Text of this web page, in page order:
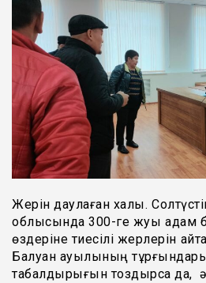
Жерін даулаған халық.
облысында 300-ге жуық адам
өздеріне тиесілі жерлерін
Балуан ауылының
табалдырығын тоздырса да,